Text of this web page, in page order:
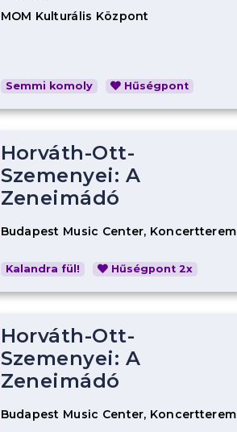
MOM Kulturális Központ
Semmi komoly Hűségpont
Horváth-Ott-
Szemenyei: A
Zeneimádó
Budapest Music Center, Koncertterem
Kalandra fül! Hűségpont 2x
Horváth-Ott-
Szemenyei: A
Zeneimádó
Budapest Music Center, Koncertterem